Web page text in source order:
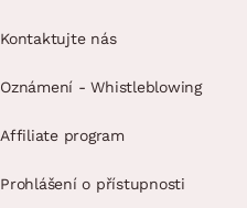
Kontaktujte nás
Oznámení - Whistleblowing
Affiliate program
Prohlášení o přístupnosti